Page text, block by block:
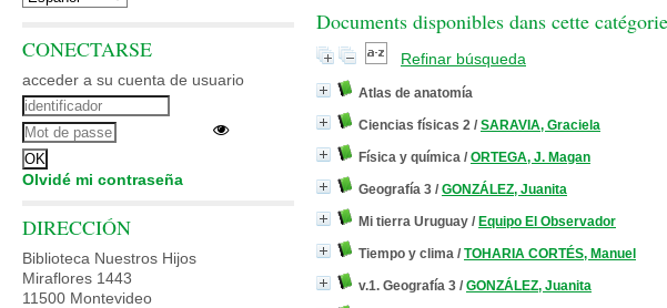
Documents disponibles dans cette
Refinar búsqueda
Atlas de anatomía
Ciencias físicas 2 / SARAVIA, Graciela
Física y química / ORTEGA, J. Magan
Geografía 3 / GONZÁLEZ, Juanita
Mi tierra Uruguay / Equipo El Observador
Tiempo y clima / TOHARIA CORTÉS, Manuel
v.1. Geografía 3 / GONZÁLEZ, Juanita
CONECTARSE
acceder a su cuenta de usuario
Olvidé mi contraseña
DIRECCIÓN
Biblioteca Nuestros Hijos
Miraflores 1443
11500 Montevideo